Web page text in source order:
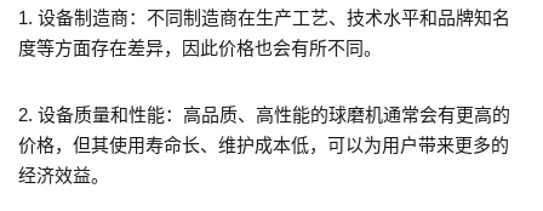
1. 设备制造商：不同制造商在生产工艺、技术水平和品牌知名
度等方面存在差异，因此价格也会有所不同。
2. 设备质量和性能：高品质、高性能的球磨机通常会有更高的
价格，但其使用寿命长、维护成本低，可以为用户带来更多的
经济效益。